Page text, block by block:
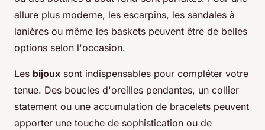
allure plus moderne, les escarpins, les sandales à
lanières ou même les baskets peuvent être de belles
options selon l'occasion.
Les bijoux sont indispensables pour compléter votre
tenue. Des boucles d'oreilles pendantes, un collier
statement ou une accumulation de bracelets peuvent
apporter une touche de sophistication ou de